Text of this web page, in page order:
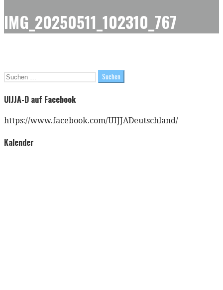
IMG_20250511_102310_767
Suchen
UIJJA-D auf Facebook
https://www.facebook.com/UIJJADeutschland/
Kalender